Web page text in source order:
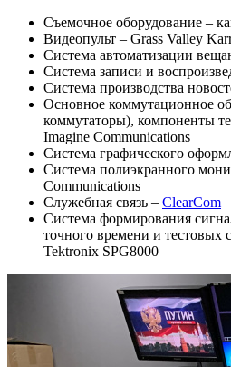
Съемочное оборудование –
Видеопульт – Grass Valley
Система автоматизации
Система записи и
Система производства
Основное коммутационное
коммутаторы), компоненты
Imagine Communications
Система графического
Система полиэкранного
Communications
Служебная связь – ClearCom
Система формирования
точного времени и тестовых
Tektronix SPG8000